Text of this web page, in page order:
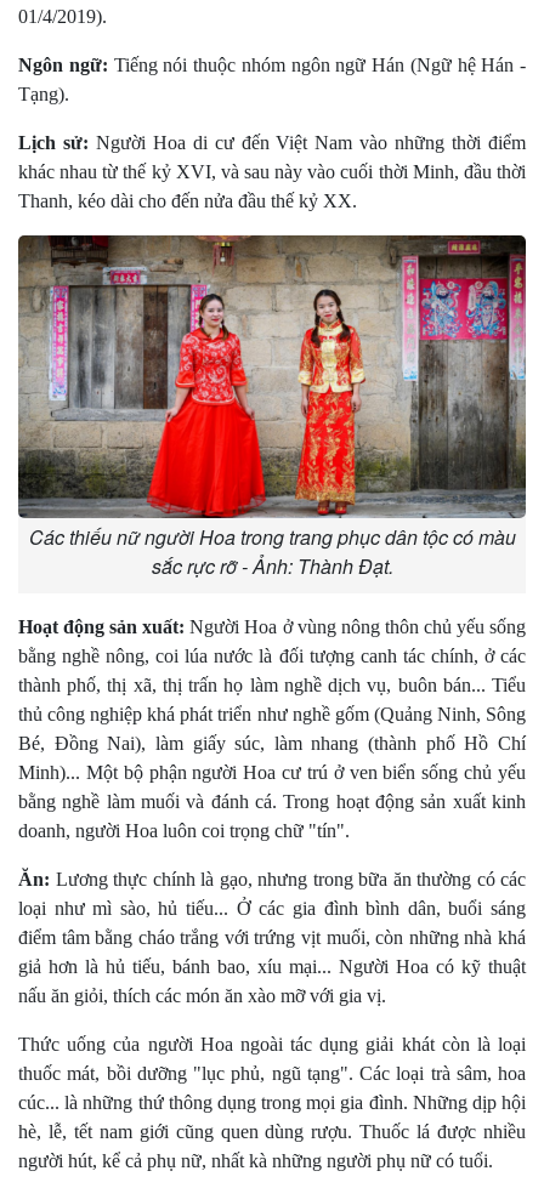
01/4/2019).
Ngôn ngữ: Tiếng nói thuộc nhóm ngôn ngữ Hán (Ngữ hệ Hán -
Tạng).
Lịch sử: Người Hoa di cư đến Việt Nam vào những thời điểm
khác nhau từ thế kỷ XVI, và sau này vào cuối thời Minh, đầu thời
Thanh, kéo dài cho đến nửa đầu thế kỷ XX.
Các thiếu nữ người Hoa trong trang phục dân tộc có màu
sắc rực rỡ - Ảnh: Thành Đạt.
Hoạt động sản xuất: Người Hoa ở vùng nông thôn chủ yếu sống
bằng nghề nông, coi lúa nước là đối tượng canh tác chính, ở các
thành phố, thị xã, thị trấn họ làm nghề dịch vụ, buôn bán... Tiểu
thủ công nghiệp khá phát triển như nghề gốm (Quảng Ninh, Sông
Bé, Ðồng Nai), làm giấy súc, làm nhang (thành phố Hồ Chí
Minh)... Một bộ phận người Hoa cư trú ở ven biển sống chủ yếu
bằng nghề làm muối và đánh cá. Trong hoạt động sản xuất kinh
doanh, người Hoa luôn coi trọng chữ "tín".
Ăn: Lương thực chính là gạo, nhưng trong bữa ăn thường có các
loại như mì sào, hủ tiếu... Ở các gia đình bình dân, buổi sáng
điểm tâm bằng cháo trắng với trứng vịt muối, còn những nhà khá
giả hơn là hủ tiếu, bánh bao, xíu mại... Người Hoa có kỹ thuật
nấu ăn giỏi, thích các món ăn xào mỡ với gia vị.
Thức uống của người Hoa ngoài tác dụng giải khát còn là loại
thuốc mát, bồi dưỡng "lục phủ, ngũ tạng". Các loại trà sâm, hoa
cúc... là những thứ thông dụng trong mọi gia đình. Những dịp hội
hè, lễ, tết nam giới cũng quen dùng rượu. Thuốc lá được nhiều
người hút, kể cả phụ nữ, nhất kà những người phụ nữ có tuổi.